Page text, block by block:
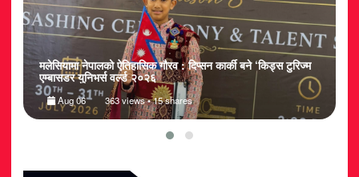
मलेसियामा नेपालको ऐतिहासिक गौरव : दिप्सन कार्की बने ‘किड्स टुरिज्म
एम्बासडर युनिभर्स वर्ल्ड २०२६
Aug 06 363 views • 15 shares